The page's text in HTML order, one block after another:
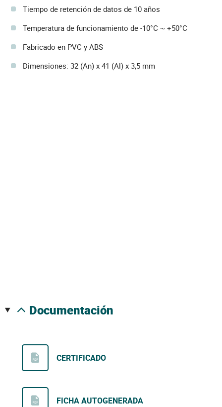
Tiempo de retención de datos de 10 años
Temperatura de funcionamiento de -10°C ~ +50°C
Fabricado en PVC y ABS
Dimensiones: 32 (An) x 41 (Al) x 3,5 mm
documentación
CERTIFICADO
FICHA AUTOGENERADA